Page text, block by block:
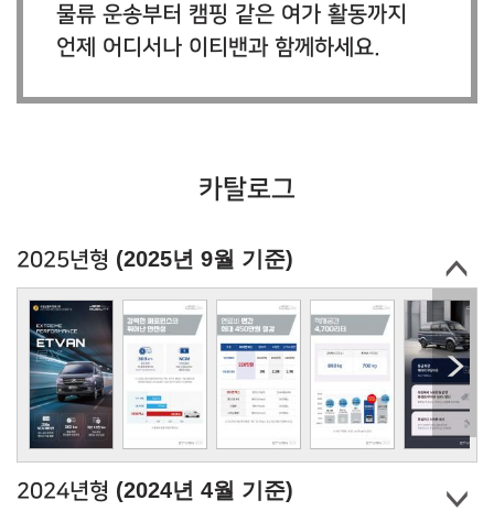
물류 운송부터 캠핑 같은 여가 활동까지
언제 어디서나 이티밴과 함께하세요.
카탈로그
2025년형 (2025년 9월 기준)
2024년형 (2024년 4월 기준)